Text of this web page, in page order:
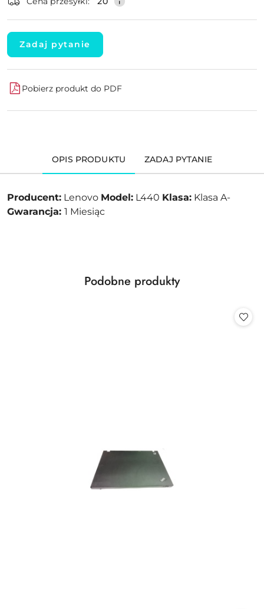
Zadaj pytanie
Pobierz produkt do PDF
OPIS PRODUKTU ZADAJ PYTANIE
Producent: Lenovo Model: L440 Klasa: Klasa A-
Gwarancja: 1 Miesiąc
Pomiń karuzelę produktów
Produkty
Podobne produkty